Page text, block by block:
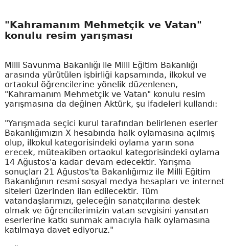
"Kahramanım Mehmetçik ve Vatan"
konulu resim yarışması
Milli Savunma Bakanlığı ile Milli Eğitim Bakanlığı
arasında yürütülen işbirliği kapsamında, ilkokul ve
ortaokul öğrencilerine yönelik düzenlenen,
"Kahramanım Mehmetçik ve Vatan" konulu resim
yarışmasına da değinen Aktürk, şu ifadeleri kullandı:
"Yarışmada seçici kurul tarafından belirlenen eserler
Bakanlığımızın X hesabında halk oylamasına açılmış
olup, ilkokul kategorisindeki oylama yarın sona
erecek, müteakiben ortaokul kategorisindeki oylama
14 Ağustos'a kadar devam edecektir. Yarışma
sonuçları 21 Ağustos'ta Bakanlığımız ile Milli Eğitim
Bakanlığının resmi sosyal medya hesapları ve internet
siteleri üzerinden ilan edilecektir. Tüm
vatandaşlarımızı, geleceğin sanatçılarına destek
olmak ve öğrencilerimizin vatan sevgisini yansıtan
eserlerine katkı sunmak amacıyla halk oylamasına
katılmaya davet ediyoruz."